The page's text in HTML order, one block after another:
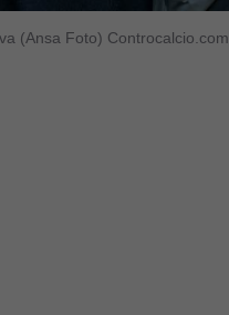
(Ansa Foto) Controcalcio.com